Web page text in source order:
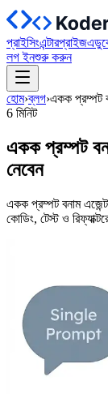
প্রাইসিংএন্টারপ্রাইজ
লগ ইনশুরু করুন
হোম›ব্লগ›একক প্রম্পট
6 মিনিট
একক প্রম্পট
নেবেন
একক প্রম্পট বনাম
কোডিং, টেস্ট ও